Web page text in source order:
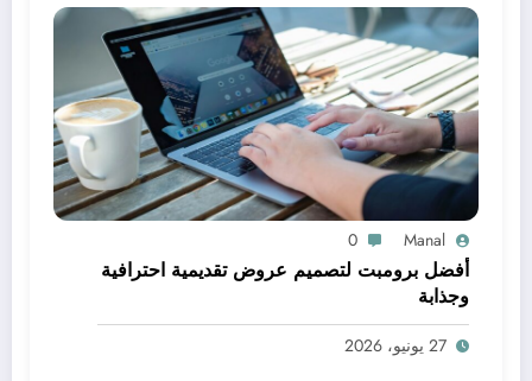
Manal
0
أفضل برومبت لتصميم عروض تقديمية احترافية
وجذابة
27 يونيو، 2026